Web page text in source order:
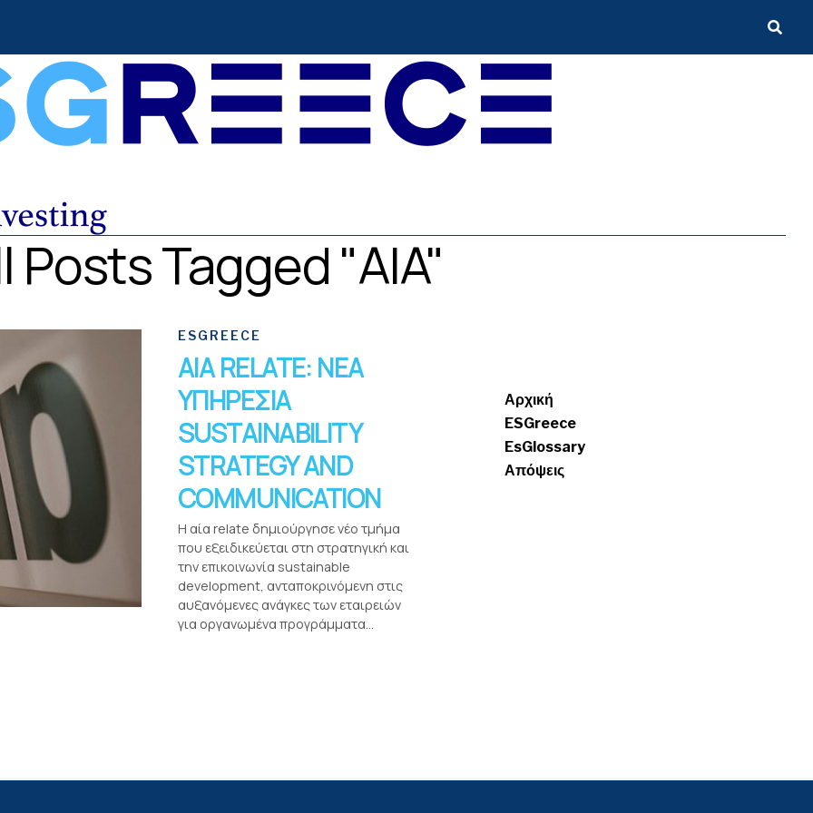
Posts Tagged "AIA"
ESGREECE
ΑΙΑ RELATE: ΝΕΑ
ΥΠΗΡΕΣΙΑ
SUSTAINABILITY
STRATEGY AND
COMMUNICATION
Η αία relate δημιούργησε νέο τμήμα
που εξειδικεύεται στη στρατηγική και
την επικοινωνία sustainable
development, ανταποκρινόμενη στις
αυξανόμενες ανάγκες των εταιρειών
για οργανωμένα προγράμματα...
Αρχική
ESGreece
EsGlossary
Απόψεις